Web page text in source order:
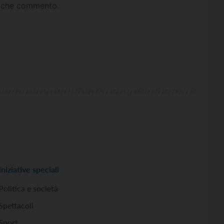
commento.
Iniziative speciali
Politica e società